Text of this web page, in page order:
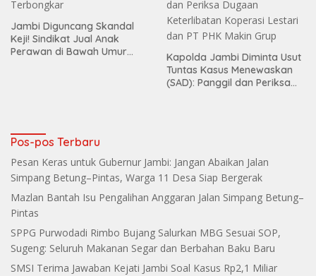
Jambi Diguncang Skandal
Keji! Sindikat Jual Anak
Perawan di Bawah Umur
Kapolda Jambi Diminta Usut
Tuntas Kasus Menewaskan
(SAD): Panggil dan Periksa
Pos-pos Terbaru
Pesan Keras untuk Gubernur Jambi: Jangan Abaikan Jalan
Simpang Betung–Pintas, Warga 11 Desa Siap Bergerak
Mazlan Bantah Isu Pengalihan Anggaran Jalan Simpang Betung–
Pintas
SPPG Purwodadi Rimbo Bujang Salurkan MBG Sesuai SOP,
Sugeng: Seluruh Makanan Segar dan Berbahan Baku Baru
SMSI Terima Jawaban Kejati Jambi Soal Kasus Rp2,1 Miliar